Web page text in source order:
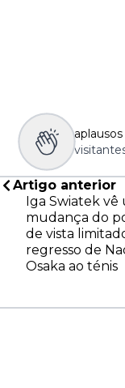
aplausos
Artigo anterior
Iga Swiatek vê
mudança do
de vista
regresso de
Osaka ao ténis